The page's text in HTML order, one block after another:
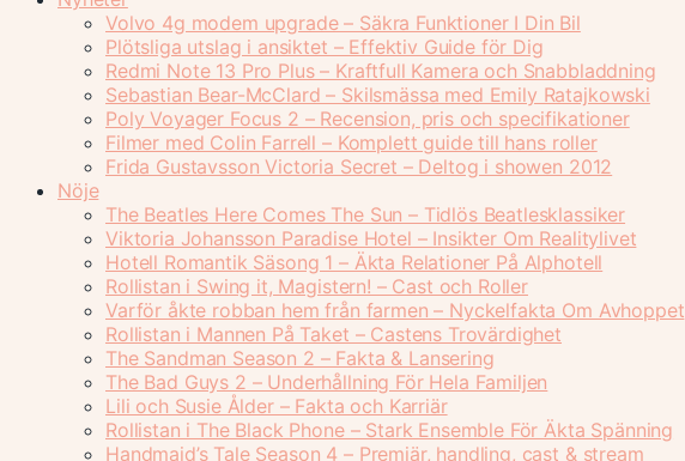
Volvo 4g modem upgrade – Säkra Funktioner I Din Bil
Plötsliga utslag i ansiktet – Effektiv Guide för Dig
Redmi Note 13 Pro Plus – Kraftfull Kamera och Snabbladdning
Sebastian Bear-McClard – Skilsmässa med Emily Ratajkowski
Poly Voyager Focus 2 – Recension, pris och specifikationer
Filmer med Colin Farrell – Komplett guide till hans roller
Frida Gustavsson Victoria Secret – Deltog i showen 2012
Nöje
The Beatles Here Comes The Sun – Tidlös Beatlesklassiker
Viktoria Johansson Paradise Hotel – Insikter Om Realitylivet
Hotell Romantik Säsong 1 – Äkta Relationer På Alphotell
Rollistan i Swing it, Magistern! – Cast och Roller
Varför åkte robban hem från farmen – Nyckelfakta Om Avhoppet
Rollistan i Mannen På Taket – Castens Trovärdighet
The Sandman Season 2 – Fakta & Lansering
The Bad Guys 2 – Underhållning För Hela Familjen
Lili och Susie Ålder – Fakta och Karriär
Rollistan i The Black Phone – Stark Ensemble För Äkta Spänning
Handmaid’s Tale Season 4 – Premiär, handling, cast & stream